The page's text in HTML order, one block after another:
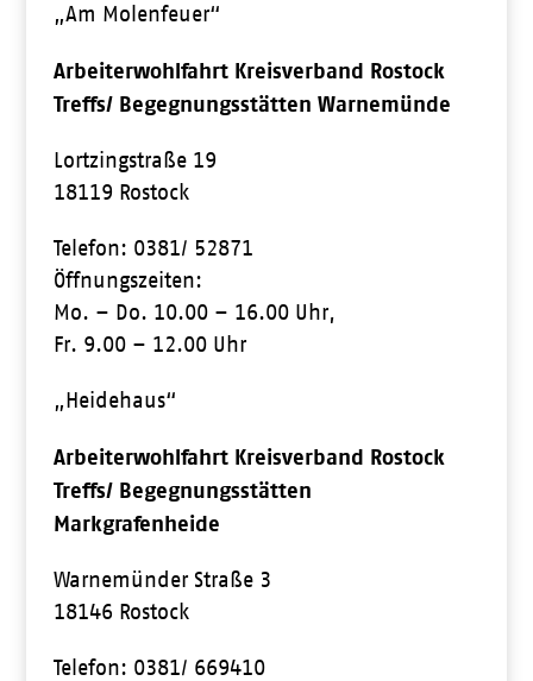
„Am Molenfeuer“
Arbeiterwohlfahrt Kreisverband Rostock
Treffs/ Begegnungsstätten Warnemünde
Lortzingstraße 19
18119 Rostock
Telefon: 0381/ 52871
Öffnungszeiten:
Mo. – Do. 10.00 – 16.00 Uhr,
Fr. 9.00 – 12.00 Uhr
„Heidehaus“
Arbeiterwohlfahrt Kreisverband Rostock
Treffs/ Begegnungsstätten
Markgrafenheide
Warnemünder Straße 3
18146 Rostock
Telefon: 0381/ 669410